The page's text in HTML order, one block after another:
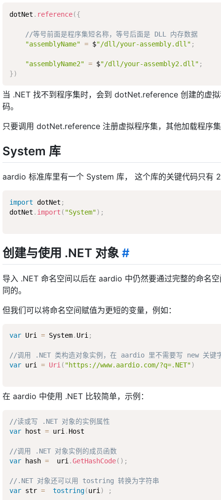
dotNet . reference({
//等号前面是程序集短名称，等号后面是 DLL 内存数据
"assemblyName" = $"/dll/your-assembly.dll" ;
"assemblyName2" = $"/dll/your-assembly2.dll" ;
})
当 .NET 找不到程序集时，会到 dotNet.reference 创建的虚
码。
只要调用 dotNet.reference 注册虚拟程序集，其他加载程序
System 库
aardio 标准库里有一个 System 库， 这个库的关键代码只有
import dotNet ;
dotNet . import ( "System") ;
创建与使用 .NET 对象 #
导入 .NET 命名空间以后在 aardio 中仍然要通过完整的命名
同的。
但我们可以将命名空间赋值为更短的变量，例如：
var Uri = System. Uri;
//调用 .NET 类构造对象实例，在 aardio 里不需要写 new 关键
var uri = Uri( "https://www.aardio.com/?q=.NET")
在 aardio 中使用 .NET 比较简单，示例：
//读或写 .NET 对象的实例属性
var host = uri. Host
//调用 .NET 对象实例的成员函数
var hash =
  uri
.GetHashCode( ) ;
//.NET 对象还可以用 tostring 转换为字符串
var str = tostring(uri) ;